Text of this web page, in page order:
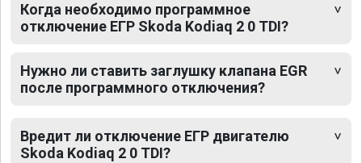
Когда необходимо программное
отключение ЕГР Skoda Kodiaq 2 0 TDI?
Нужно ли ставить заглушку клапана EGR
после программного отключения?
Вредит ли отключение ЕГР двигателю
Skoda Kodiaq 2 0 TDI?